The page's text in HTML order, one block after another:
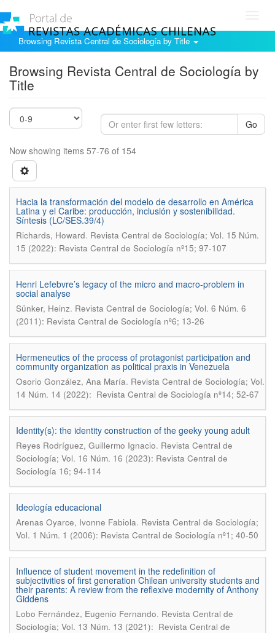
Browsing Revista Central de Sociología by Title
Browsing Revista Central de Sociología by
Title
Go
Now showing items 57-76 of 154
Hacia la transformación del modelo de desarrollo en América
Latina y el Caribe: producción, inclusión y sostenibilidad.
Síntesis (LC/SES.39/4)
Richards, Howard. Revista Central de Sociología; Vol. 15 Núm.
15 (2022): Revista Central de Sociología nº15; 97-107
Henri Lefebvre’s legacy of the micro and macro-problem in
social analyse
Sünker, Heinz. Revista Central de Sociología; Vol. 6 Núm. 6
(2011): Revista Central de Sociología nº6; 13-26
Hermeneutics of the process of protagonist participation and
community organization as political praxis in Venezuela
Osorio González, Ana María. Revista Central de Sociología; Vol.
14 Núm. 14 (2022): Revista Central de Sociología nº14; 52-67
Identity(s): the identity construction of the geeky young adult
Reyes Rodríguez, Guillermo Ignacio. Revista Central de
Sociología; Vol. 16 Núm. 16 (2023): Revista Central de
Sociología 16; 94-114
Ideología educacional
Arenas Oyarce, Ivonne Fabiola. Revista Central de Sociología;
Vol. 1 Núm. 1 (2006): Revista Central de Sociología nº1; 40-50
Influence of student movement in the redefinition of
subjectivities of first generation Chilean university students and
their parents: A review from the reflexive modernity of Anthony
Giddens
Lobo Fernández, Eugenio Fernando. Revista Central de
Sociología; Vol. 13 Núm. 13 (2021): Revista Central de